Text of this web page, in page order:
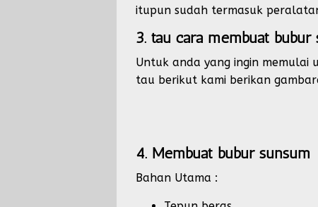
itupun sudah termasuk
3. tau cara membuat bubur
Untuk anda yang ingin
tau berikut kami berikan
4. Membuat bubur sunsum
Bahan Utama :